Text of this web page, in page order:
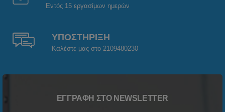
Εντός 15 εργασίμων ημερών
ΥΠΟΣΤΗΡΙΞΗ
Καλέστε μας στο 2109480230
ΕΓΓΡΑΦΉ ΣΤΟ NEWSLETTER